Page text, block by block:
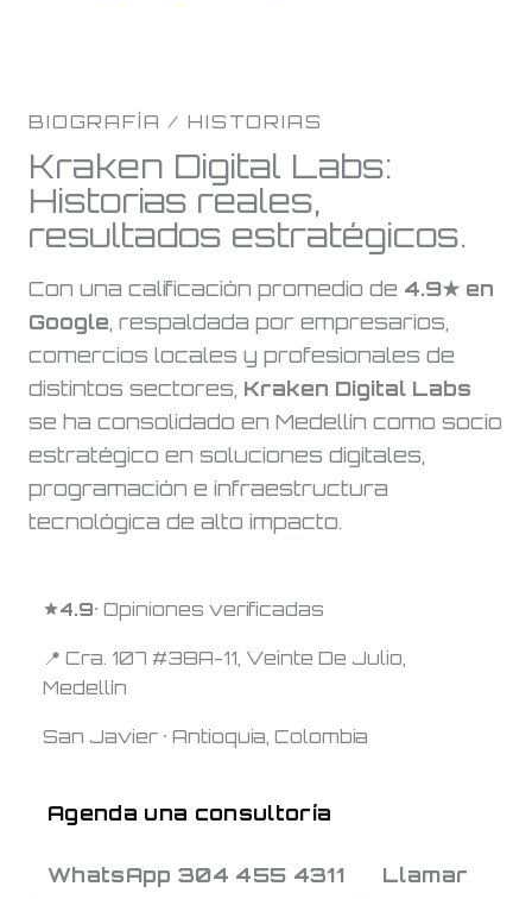
BIOGRAFÍA / HISTORIAS
Kraken Digital Labs:
Historias reales,
resultados estratégicos.
Con una calificación promedio de 4.9★ en
Google , respaldada por empresarios,
comercios locales y profesionales de
distintos sectores, Kraken Digital Labs
se ha consolidado en Medellín como socio
estratégico en soluciones digitales,
programación e infraestructura
tecnológica de alto impacto.
4.9· Opiniones verificadas
📍 Cra. 107 #38A-11, Veinte De Julio,
Medellín
San Javier · Antioquia, Colombia
Agenda una consultoría
WhatsApp 304 455 4311 Llamar